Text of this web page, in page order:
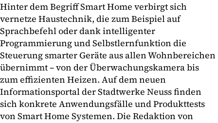
Hinter dem Begriff Smart Home verbirgt sich
vernetze Haustechnik, die zum Beispiel auf
Sprachbefehl oder dank intelligenter
Programmierung und Selbstlernfunktion die
Steuerung smarter Geräte aus allen Wohnbereichen
übernimmt – von der Überwachungskamera bis
zum effizienten Heizen. Auf dem neuen
Informationsportal der Stadtwerke Neuss finden
sich konkrete Anwendungsfälle und Produkttests
von Smart Home Systemen. Die Redaktion von